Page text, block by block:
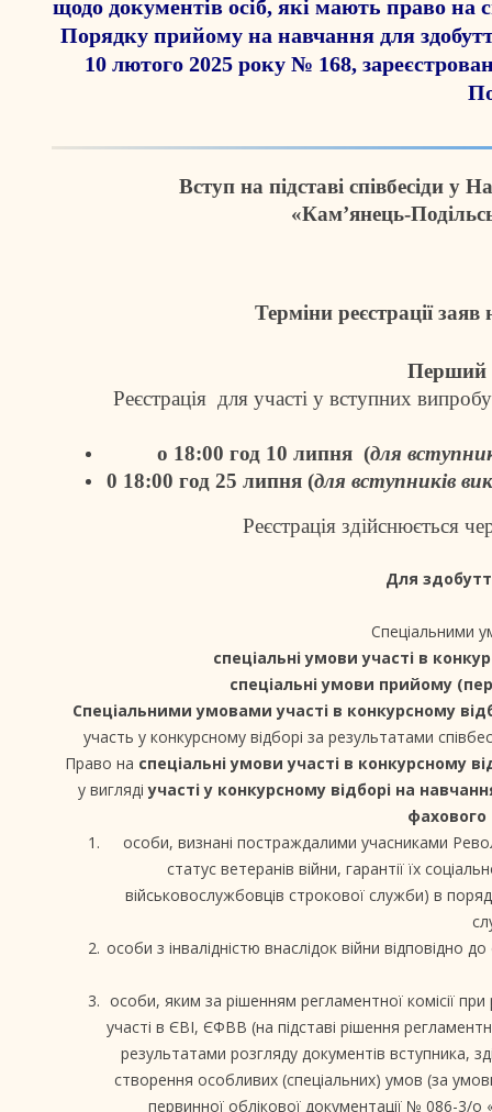
щодо документів осіб, які мають право на
Порядку прийому на навчання для
10 лютого 2025 року № 168,
Вступ на підставі співбесіди у
«Кам’янець-
Терміни реєстрації заяв
Перший
Реєстрація для участі у вступних
о 18:00 год 10 липня (для
0 18:00 год 25 липня (для вступників
Реєстрація здійснюється
Для
Спеціальними
спеціальні умови участі в
спеціальні умови прийому
Спеціальними умовами участі в конкурсному
участь у конкурсному відборі за результатами
Право на спеціальні умови участі в конкурсному
у виглядіучасті у конкурсному відборі на
фахового
особи, визнані постраждалими учасниками
статус ветеранів війни, гарантії їх
військовослужбовців строкової служби) в
особи з інвалідністю внаслідок війни відповідно
особи, яким за рішенням регламентної комісії
участі в ЄВІ, ЄФВВ (на підставі рішення
результатами розгляду документів вступника,
створення особливих (спеціальних) умов (за
первинної облікової документації № 086-3/